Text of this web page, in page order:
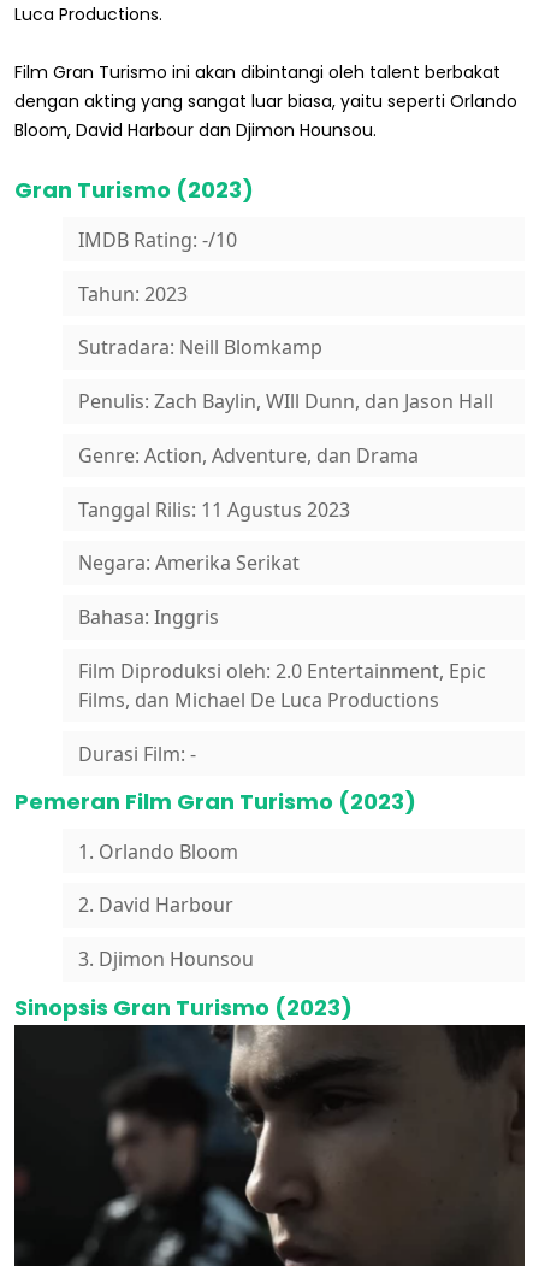
Luca Productions.
Film Gran Turismo ini akan dibintangi oleh talent berbakat
dengan akting yang sangat luar biasa, yaitu seperti Orlando
Bloom, David Harbour dan Djimon Hounsou.
Gran Turismo (2023)
IMDB Rating: -/10
Tahun: 2023
Sutradara: Neill Blomkamp
Penulis: Zach Baylin, WIll Dunn, dan Jason Hall
Genre: Action, Adventure, dan Drama
Tanggal Rilis: 11 Agustus 2023
Negara: Amerika Serikat
Bahasa: Inggris
Film Diproduksi oleh: 2.0 Entertainment, Epic
Films, dan Michael De Luca Productions
Durasi Film: -
Pemeran Film Gran Turismo (2023)
1. Orlando Bloom
2. David Harbour
3. Djimon Hounsou
Sinopsis Gran Turismo (2023)